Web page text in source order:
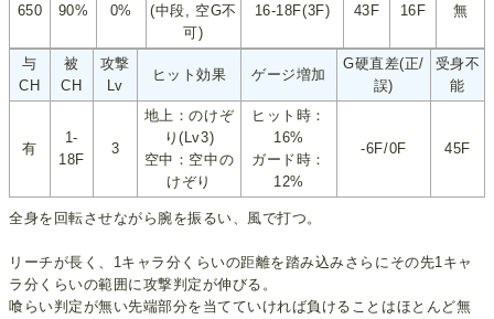
650 90% 0%
(中段, 空G不
可)
16-18F(3F) 43F 16F 無
与
CH
被
CH
攻撃
Lv
ヒット効果 ゲージ増加
G硬直差(正/
誤)
受身不
能
有
1-
18F
3
地上：のけぞ
り(Lv3)
空中：空中の
けぞり
ヒット時：
16%
ガード時：
12%
-6F/0F 45F
全身を回転させながら腕を振るい、風で打つ。
リーチが長く、1キャラ分くらいの距離を踏み込みさらにその先1キャ
ラ分くらいの範囲に攻撃判定が伸びる。
喰らい判定が無い先端部分を当てていければ負けることはほとんど無